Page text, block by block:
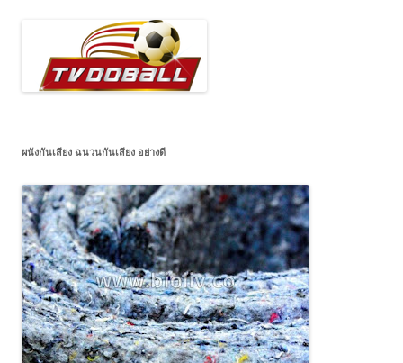
ผนังกันเสียง ฉนวนกันเสียง อย่างดี